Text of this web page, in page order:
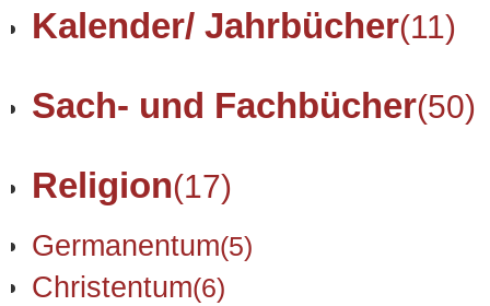
Kalender/ Jahrbücher(11)
Sach- und Fachbücher(50)
Religion(17)
Germanentum(5)
Christentum(6)